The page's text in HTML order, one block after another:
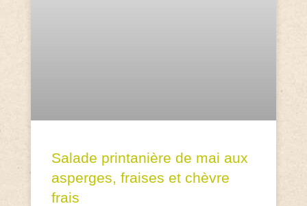
Salade printanière de mai aux
asperges, fraises et chèvre
frais